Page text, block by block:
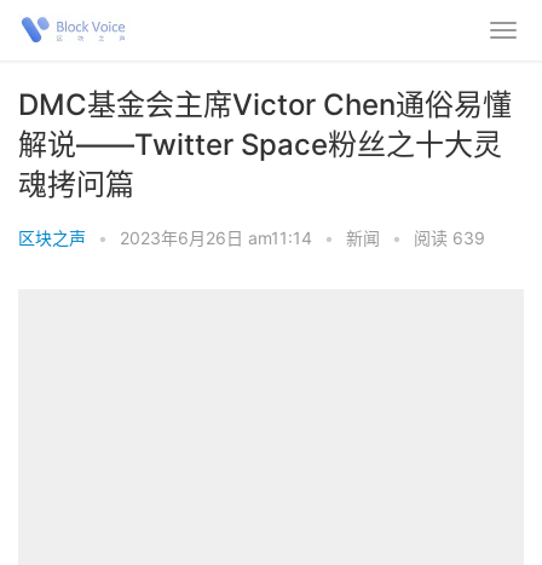
DMC基金会主席Victor Chen通俗易懂
解说——Twitter Space粉丝之十大灵
魂拷问篇
区块之声 • 2023年6月26日 am11:14 • 新闻 • 阅读 639